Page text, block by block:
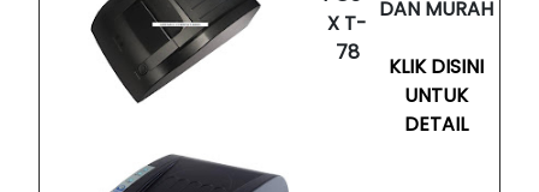
X T-
78
DAN MURAH
KLIK DISINI
UNTUK
DETAIL